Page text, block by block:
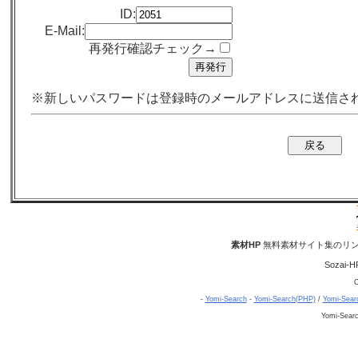
ID:
E-Mail:
再発行確認チェック→
※新しいパスワードは登録時のメールアドレスに送信さ
素材HP無料素材サイト集のリ
Sozai-
- Yomi-Search- Yomi-Search(PHP)/ Yomi-
Yomi-